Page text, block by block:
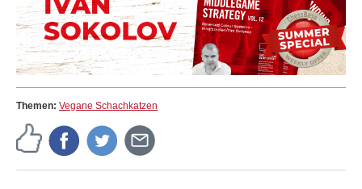
Themen: Vegane Schachkatzen